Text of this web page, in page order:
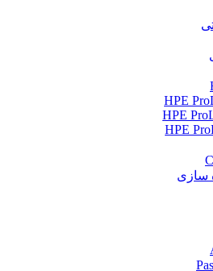
HPE
HPE
HPE
سازی